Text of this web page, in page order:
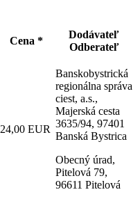
Cena *
Dodávateľ
Odberateľ
24,00 EUR
Banskobystrická
regionálna správa
ciest, a.s.,
Majerská cesta
3635/94, 97401
Banská Bystrica
Obecný úrad,
Pitelová 79,
96611 Pitelová